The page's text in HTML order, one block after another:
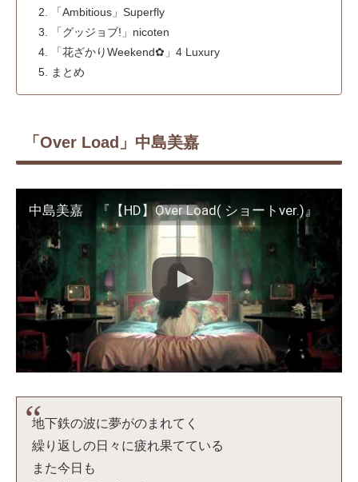
「Ambitious」Superfly
「グッジョブ!」nicoten
「花ざかりWeekend✿」4 Luxury
まとめ
「Over Load」中島美嘉
中島美嘉 『【HD】Over Load( ショートver.)』
地下鉄の波に夢がのまれてく
繰り返しの日々に疲れ果てている
また今日も